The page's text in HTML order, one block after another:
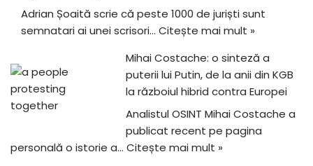
Adrian Șoaită scrie că peste 1000 de juriști sunt
semnatari ai unei scrisori… Citește mai mult »
Mihai Costache: o sinteză a
puterii lui Putin, de la anii din KGB
la războiul hibrid contra Europei
Analistul OSINT Mihai Costache a
publicat recent pe pagina
personală o istorie a… Citește mai mult »